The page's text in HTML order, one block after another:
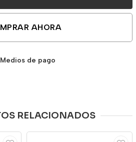
AHORA
Medios de pago
RELACIONADOS